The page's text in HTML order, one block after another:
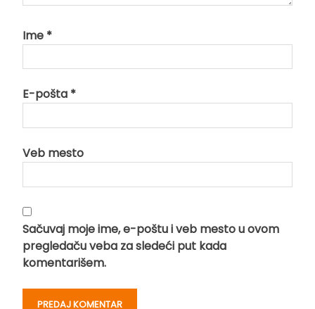
Ime *
E-pošta *
Veb mesto
Sačuvaj moje ime, e-poštu i veb mesto u ovom
pregledaču veba za sledeći put kada
komentarišem.